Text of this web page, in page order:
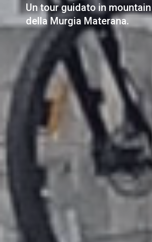
Un tour guidato in
della Murgia Materana.